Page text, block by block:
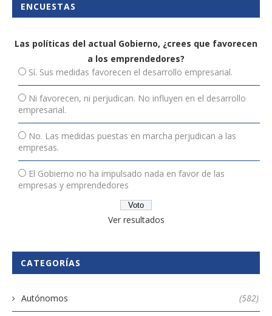
ENCUESTAS
Las políticas del actual Gobierno, ¿crees que favorecen
a los emprendedores?
Sí. Sus medidas favorecen el desarrollo empresarial.
Ni favorecen, ni perjudican. No influyen en el desarrollo
empresarial.
No. Las medidas puestas en marcha perjudican a las
empresas.
El Gobierno no ha impulsado nada en favor de las
empresas y emprendedores
Ver resultados
CATEGORÍAS
Autónomos (582)